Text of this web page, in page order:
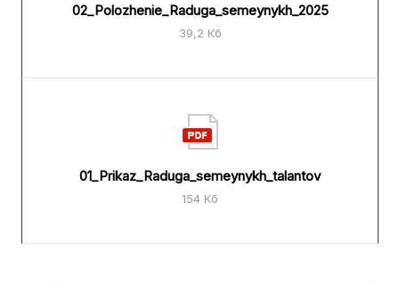
02_Polozhenie_Raduga_semeynykh_2025
39,2 Кб
01_Prikaz_Raduga_semeynykh_talantov
154 Кб